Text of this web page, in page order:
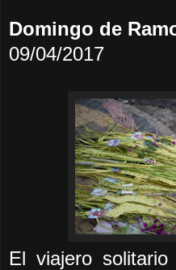
Domingo de
09/04/2017
El viajero